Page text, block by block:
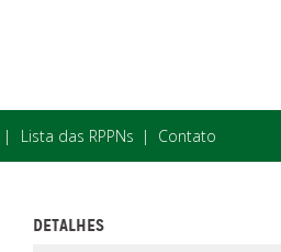
Lista das RPPNs Contato
DETALHES